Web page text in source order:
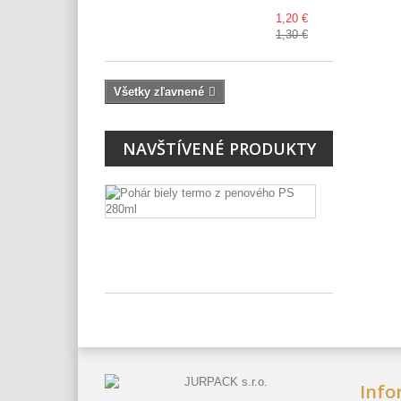
1,20 €
1,30 €
Všetky zľavnené
NAVŠTÍVENÉ PRODUKTY